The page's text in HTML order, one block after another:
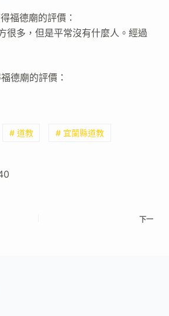
福德廟的評價：
很多，但是平常沒有什麼人。經過
德廟的評價：
# 道教 # 宜蘭縣道教
下一